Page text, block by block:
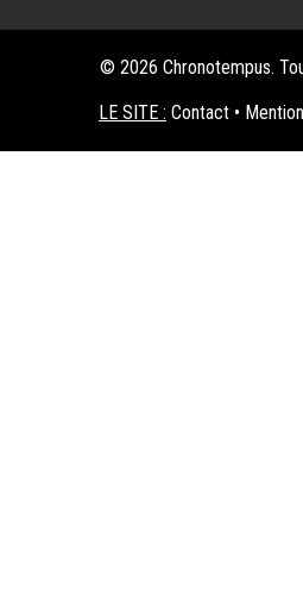
© 2026 Chronotempus.
LE SITE : Contact •